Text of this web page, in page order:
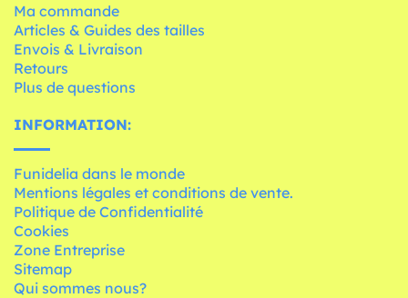
Ma commande
Articles & Guides des tailles
Envois & Livraison
Retours
Plus de questions
INFORMATION:
Funidelia dans le monde
Mentions légales et conditions de vente.
Politique de Confidentialité
Cookies
Zone Entreprise
Sitemap
Qui sommes nous?